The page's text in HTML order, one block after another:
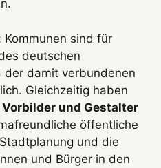
Kommunen sind für
deutschen
der damit verbundenen
Gleichzeitig haben
Vorbilder und Gestalter
öffentliche
und die
und Bürger in den